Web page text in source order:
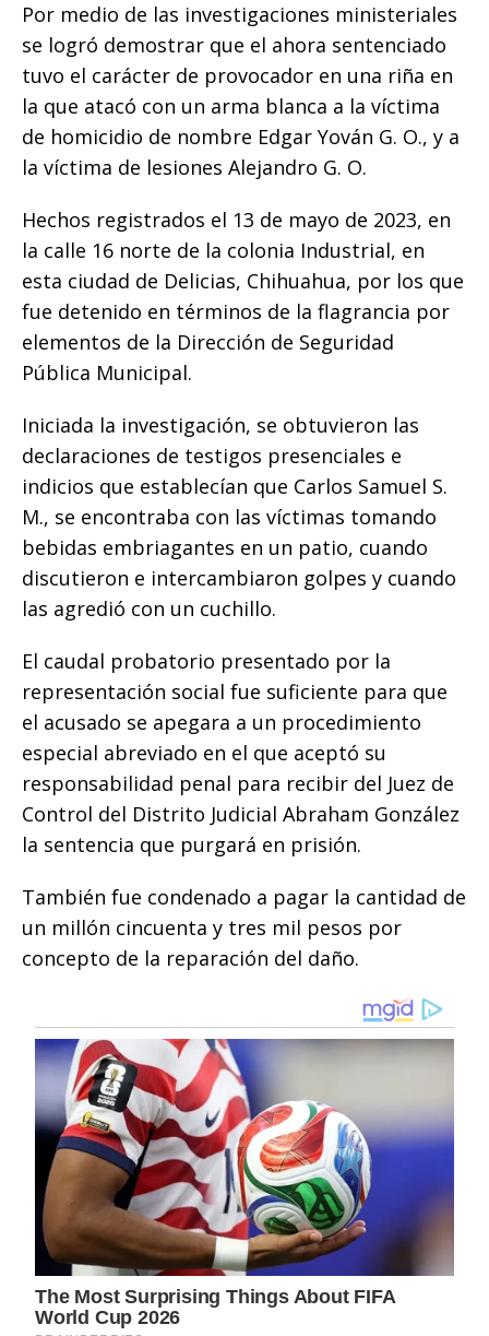
Por medio de las investigaciones ministeriales
se logró demostrar que el ahora sentenciado
tuvo el carácter de provocador en una riña en
la que atacó con un arma blanca a la víctima
de homicidio de nombre Edgar Yován G. O., y a
la víctima de lesiones Alejandro G. O.
Hechos registrados el 13 de mayo de 2023, en
la calle 16 norte de la colonia Industrial, en
esta ciudad de Delicias, Chihuahua, por los que
fue detenido en términos de la flagrancia por
elementos de la Dirección de Seguridad
Pública Municipal.
Iniciada la investigación, se obtuvieron las
declaraciones de testigos presenciales e
indicios que establecían que Carlos Samuel S.
M., se encontraba con las víctimas tomando
bebidas embriagantes en un patio, cuando
discutieron e intercambiaron golpes y cuando
las agredió con un cuchillo.
El caudal probatorio presentado por la
representación social fue suficiente para que
el acusado se apegara a un procedimiento
especial abreviado en el que aceptó su
responsabilidad penal para recibir del Juez de
Control del Distrito Judicial Abraham González
la sentencia que purgará en prisión.
También fue condenado a pagar la cantidad de
un millón cincuenta y tres mil pesos por
concepto de la reparación del daño.